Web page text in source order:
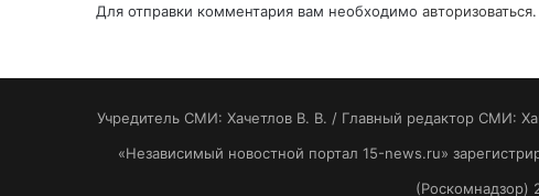
Для отправки комментария вам необходимо авторизоваться.
Учредитель СМИ: Хaчeтлoв B. B. / Главный редактор СМИ:
«Независимый новостной портал 15-news.ru»
(Роскомнадзор)